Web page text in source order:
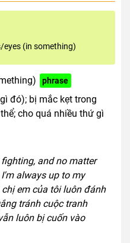
(in something)
phrase
đó); bị mắc kẹt trong
cho quá nhiều thứ gì
and no matter
always up to my
em của tôi luôn đánh
tránh cuộc tranh
luôn bị cuốn vào